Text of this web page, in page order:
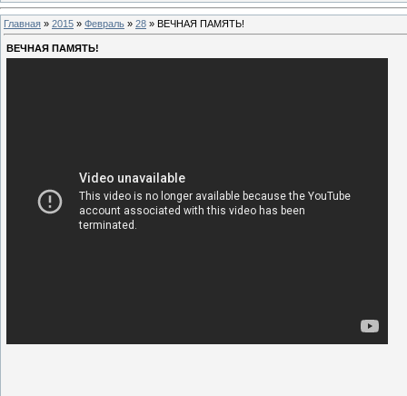
Главная » 2015 » Февраль » 28 » ВЕЧНАЯ ПАМЯТЬ!
ВЕЧНАЯ ПАМЯТЬ!